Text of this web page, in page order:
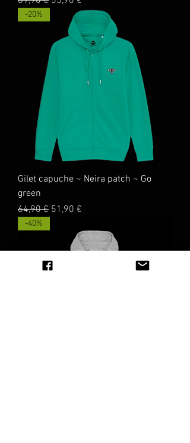
-20%
Gilet capuche ~ Neira patch ~ Go
green
Prix original
64,90 € Prix promotionnel
51,90 €
-40%